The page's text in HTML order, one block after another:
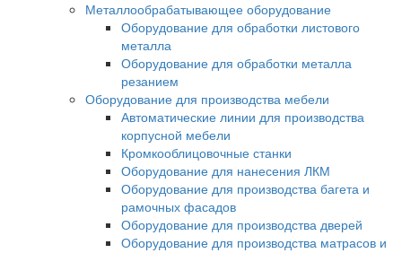
Металлообрабатывающее оборудование
Оборудование для обработки листового
металла
Оборудование для обработки металла
резанием
Оборудование для производства мебели
Автоматические линии для производства
корпусной мебели
Кромкооблицовочные станки
Оборудование для нанесения ЛКМ
Оборудование для производства багета и
рамочных фасадов
Оборудование для производства дверей
Оборудование для производства матрасов и